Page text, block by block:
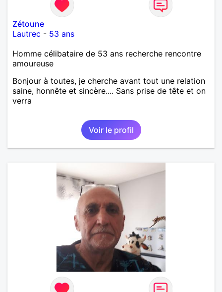
Zétoune
Lautrec - 53 ans
Homme célibataire de 53 ans recherche rencontre
amoureuse
Bonjour à toutes, je cherche avant tout une relation
saine, honnête et sincère.... Sans prise de tête et on
verra
Voir le profil